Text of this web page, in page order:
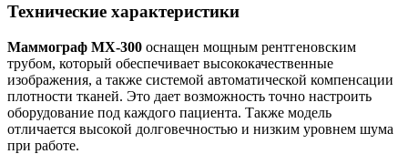
Технические характеристики
Маммограф MX-300 оснащен мощным рентгеновским
трубом, который обеспечивает высококачественные
изображения, а также системой автоматической компенсации
плотности тканей. Это дает возможность точно настроить
оборудование под каждого пациента. Также модель
отличается высокой долговечностью и низким уровнем шума
при работе.